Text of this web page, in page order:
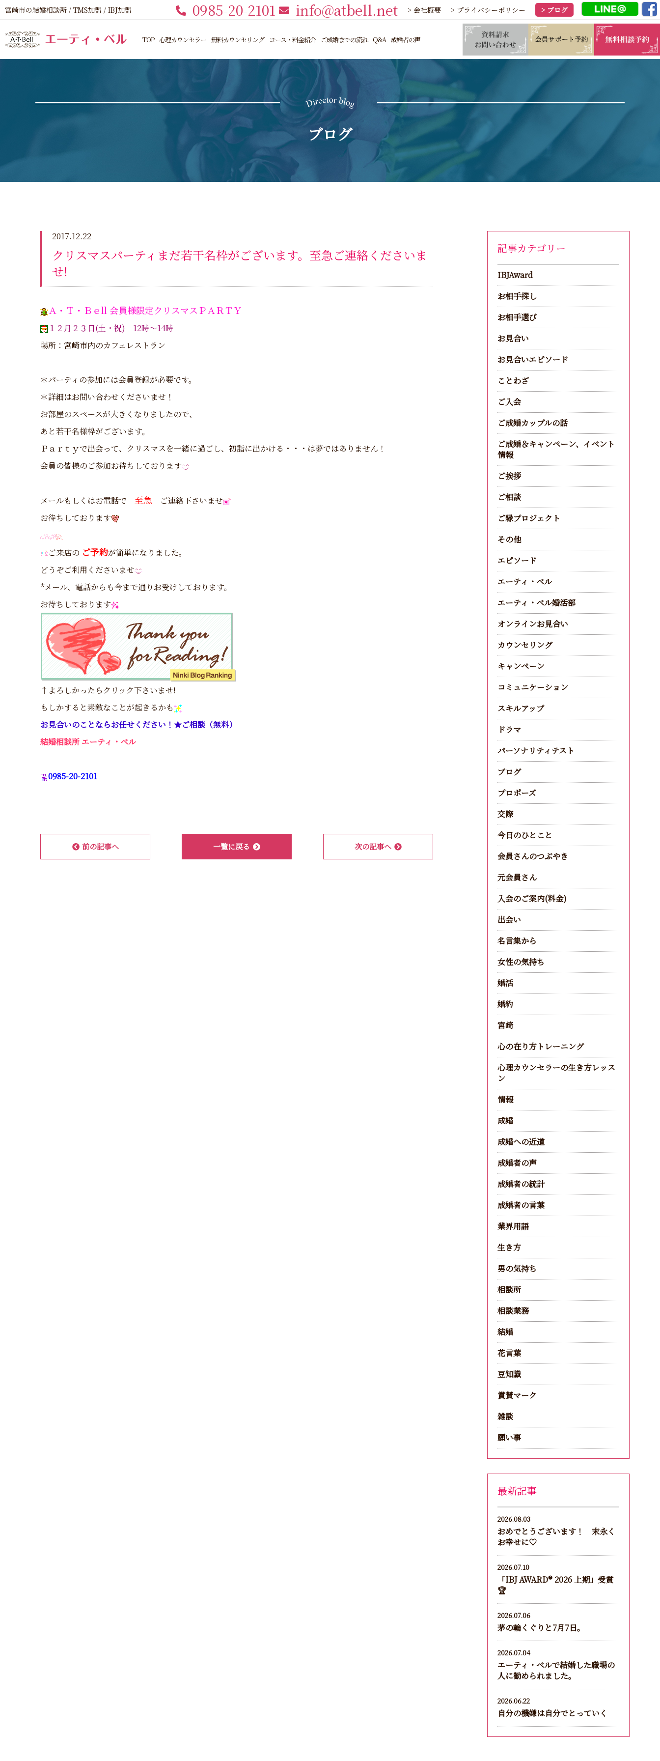
宮崎市の結婚相談所 / TMS加盟 / IBJ加盟 0985-20-2101 info@atbell.net > 会社概要 > プライバシーポリシー > ブログ
TOP 心理カウンセラー 無料カウンセリング コース・料金紹介 ご成婚までの流れ Q&A 成婚者の声
ブログ
2017.12.22
クリスマスパーティまだ若干名枠がございます。至急ご連絡くださいま
せ!
Ａ・Ｔ・Ｂｅll 会員様限定クリスマスＰＡＲＴＹ
１２月２３日(土・祝) 12時～14時
場所：宮崎市内のカフェレストラン
＊パーティの参加には会員登録が必要です。
＊詳細はお問い合わせくださいませ！
お部屋のスペースが大きくなりましたので、
あと若干名様枠がございます。
Ｐａｒｔｙで出会って、クリスマスを一緒に過ごし、初詣に出かける・・・は夢ではありません！
会員の皆様のご参加お待ちしております
メールもしくはお電話で 至急 ご連絡下さいませ
お待ちしております
ご来店の ご予約が簡単になりました。
どうぞご利用くださいませ
*メール、電話からも今まで通りお受けしております。
お待ちしております
↑よろしかったらクリック下さいませ!
もしかすると素敵なことが起きるかも
お見合いのことならお任せください！★ご相談（無料）
結婚相談所 エーティ・ベル
0985-20-2101
前の記事へ 一覧に戻る 次の記事へ
記事カテゴリー
IBJAward
お相手探し
お相手選び
お見合い
お見合いエピソード
ことわざ
ご入会
ご成婚カップルの話
ご成婚＆キャンペーン、イベント
情報
ご挨拶
ご相談
ご縁プロジェクト
その他
エピソード
エーティ・ベル
エーティ・ベル婚活部
オンラインお見合い
カウンセリング
キャンペーン
コミュニケーション
スキルアップ
ドラマ
パーソナリティテスト
ブログ
プロポーズ
交際
今日のひとこと
会員さんのつぶやき
元会員さん
入会のご案内(料金)
出会い
名言集から
女性の気持ち
婚活
婚約
宮崎
心の在り方トレーニング
心理カウンセラーの生き方レッス
ン
情報
成婚
成婚への近道
成婚者の声
成婚者の統計
成婚者の言葉
業界用語
生き方
男の気持ち
相談所
相談業務
結婚
花言葉
豆知識
賞賛マーク
雑談
願い事
最新記事
2026.08.03
おめでとうございます！ 末永く
お幸せに♡
2026.07.10
「IBJ AWARD®︎ 2026 上期」受賞
🏆
2026.07.06
茅の輪くぐりと7月7日。
2026.07.04
エーティ・ベルで結婚した職場の
人に勧められました。
2026.06.22
自分の機嫌は自分でとっていく